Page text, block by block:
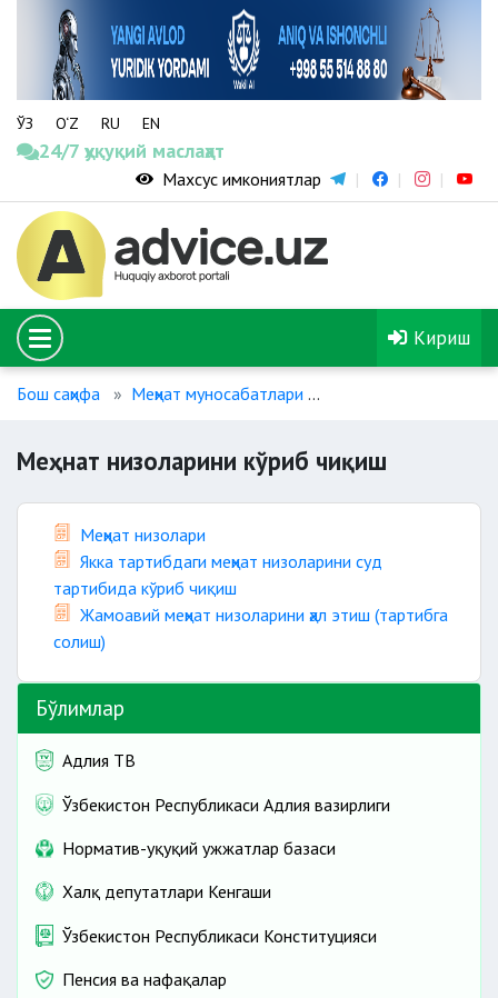
ЎЗ O‘Z RU EN
24/7 ҳуқуқий маслаҳат
Махсус имкониятлар
Кириш
Бош саҳифа Меҳнат муносабатлари
Меҳнат низоларини кўриб чиқиш
Меҳнат низолари
Якка тартибдаги меҳнат низоларини суд
тартибида кўриб чиқиш
Жамоавий меҳнат низоларини ҳал этиш (тартибга
солиш)
Бўлимлар
Адлия ТВ
Ўзбекистон Республикаси Адлия вазирлиги
Норматив-ҳуқуқий ҳужжатлар базаси
Халқ депутатлари Кенгаши
Ўзбекистон Республикаси Конституцияси
Пенсия ва нафақалар